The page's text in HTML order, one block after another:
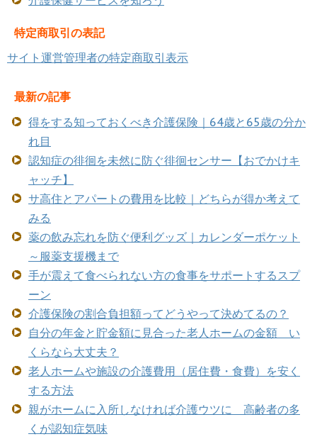
特定商取引の表記
サイト運営管理者の特定商取引表示
最新の記事
得をする知っておくべき介護保険｜64歳と65歳の分か
れ目
認知症の徘徊を未然に防ぐ徘徊センサー【おでかけキ
ャッチ】
サ高住とアパートの費用を比較｜どちらが得か考えて
みる
薬の飲み忘れを防ぐ便利グッズ｜カレンダーポケット
～服薬支援機まで
手が震えて食べられない方の食事をサポートするスプ
ーン
介護保険の割合負担額ってどうやって決めてるの？
自分の年金と貯金額に見合った老人ホームの金額 い
くらなら大丈夫？
老人ホームや施設の介護費用（居住費・食費）を安く
する方法
親がホームに入所しなければ介護ウツに 高齢者の多
くが認知症気味